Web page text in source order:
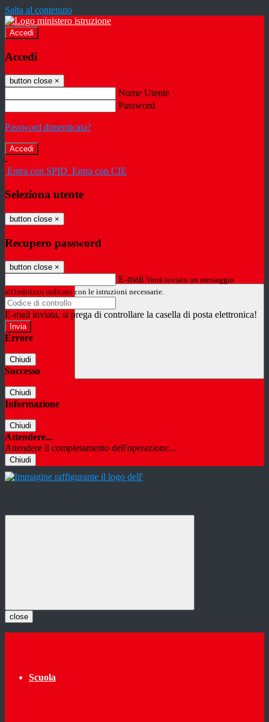
Salta al contenuto
Accedi
Accedi
button close ×
Nome Utente
Password
Password dimenticata?
-
Entra con SPID Entra con CIE
Seleziona utente
button close ×
Recupero password
button close ×
E-mail Verrà inviato un messaggio
all'indirizzo indicato con le istruzioni necessarie.
E-mail inviata, si prega di controllare la casella di posta elettronica!
Errore
Chiudi
Successo
Chiudi
Informazione
Chiudi
Attendere...
Attendere il completamento dell'operazione...
Chiudi
close
Scuola